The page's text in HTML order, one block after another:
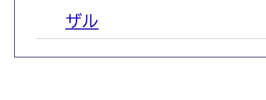
ザル